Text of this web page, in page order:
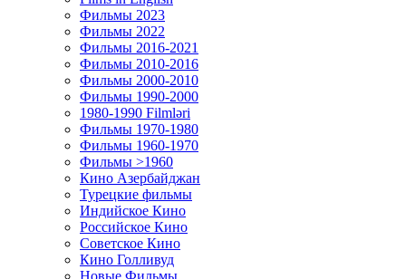
Фильмы 2023
Фильмы 2022
Фильмы 2016-2021
Фильмы 2010-2016
Фильмы 2000-2010
Фильмы 1990-2000
1980-1990 Filmləri
Фильмы 1970-1980
Фильмы 1960-1970
Фильмы >1960
Кино Азербайджан
Турецкие фильмы
Индийское Кино
Российское Кино
Советское Кино
Кино Голливуд
Новые Фильмы